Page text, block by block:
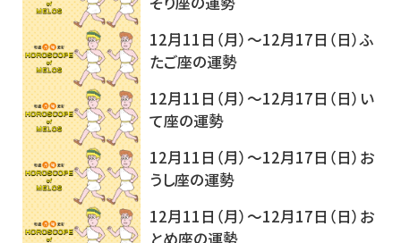
12月11日（月）～12月17日（日）ふ
たご座の運勢
12月11日（月）～12月17日（日）い
て座の運勢
12月11日（月）～12月17日（日）お
うし座の運勢
12月11日（月）～12月17日（日）お
とめ座の運勢